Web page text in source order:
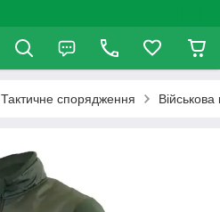
Тактичне спорядження